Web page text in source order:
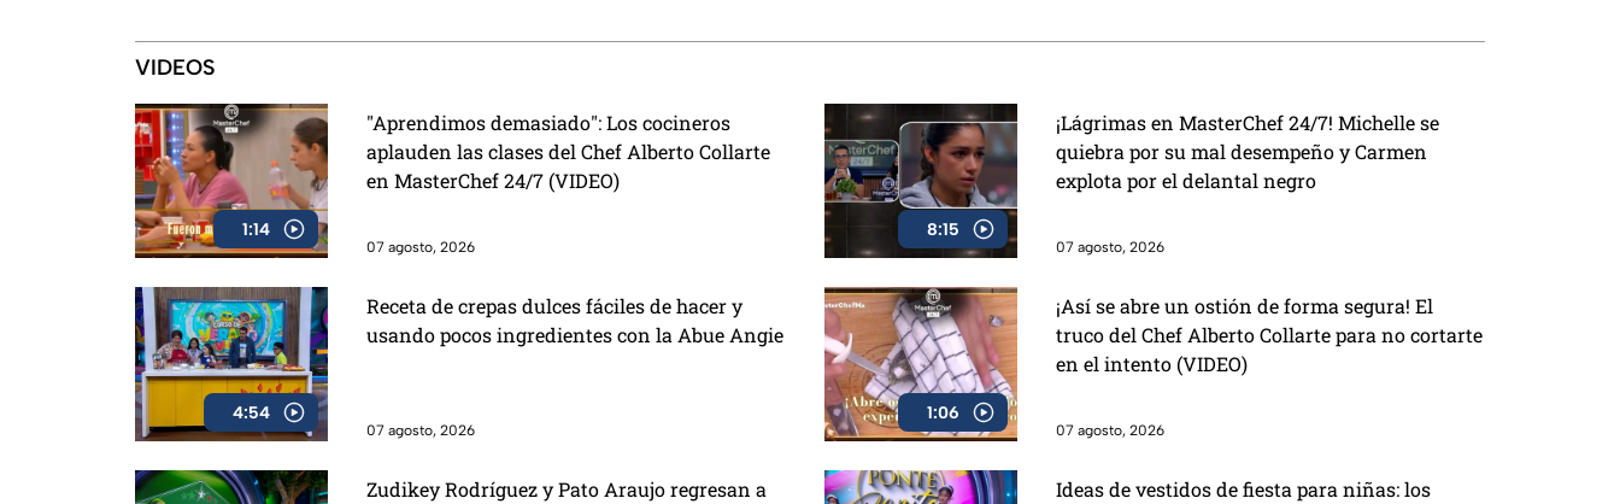
VIDEOS
1:14
"Aprendimos demasiado": Los cocineros
aplauden las clases del Chef Alberto Collarte
en MasterChef 24/7 (VIDEO)
07 agosto, 2026
8:15
¡Lágrimas en MasterChef 24/7! Michelle se
quiebra por su mal desempeño y Carmen
explota por el delantal negro
07 agosto, 2026
4:54
Receta de crepas dulces fáciles de hacer y
usando pocos ingredientes con la Abue Angie
07 agosto, 2026
1:06
¡Así se abre un ostión de forma segura! El
truco del Chef Alberto Collarte para no cortarte
en el intento (VIDEO)
07 agosto, 2026
Zudikey Rodríguez y Pato Araujo regresan a
Ideas de vestidos de fiesta para niñas: los